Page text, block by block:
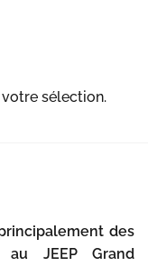
sélection.
des
au JEEP Grand